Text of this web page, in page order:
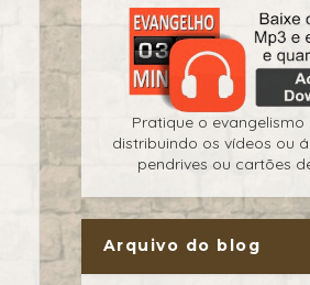
Pratique o
distribuindo os vídeos ou
pendrives ou cartões
Arquivo do blog